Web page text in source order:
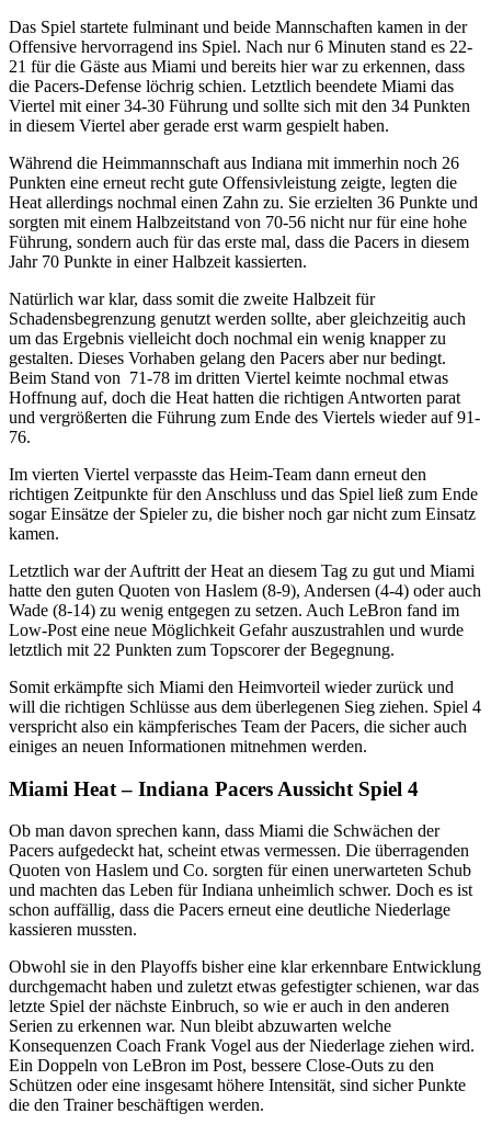
Das Spiel startete fulminant und beide Mannschaften kamen in der
Offensive hervorragend ins Spiel. Nach nur 6 Minuten stand es 22-
21 für die Gäste aus Miami und bereits hier war zu erkennen, dass
die Pacers-Defense löchrig schien. Letztlich beendete Miami das
Viertel mit einer 34-30 Führung und sollte sich mit den 34 Punkten
in diesem Viertel aber gerade erst warm gespielt haben.
Während die Heimmannschaft aus Indiana mit immerhin noch 26
Punkten eine erneut recht gute Offensivleistung zeigte, legten die
Heat allerdings nochmal einen Zahn zu. Sie erzielten 36 Punkte und
sorgten mit einem Halbzeitstand von 70-56 nicht nur für eine hohe
Führung, sondern auch für das erste mal, dass die Pacers in diesem
Jahr 70 Punkte in einer Halbzeit kassierten.
Natürlich war klar, dass somit die zweite Halbzeit für
Schadensbegrenzung genutzt werden sollte, aber gleichzeitig auch
um das Ergebnis vielleicht doch nochmal ein wenig knapper zu
gestalten. Dieses Vorhaben gelang den Pacers aber nur bedingt.
Beim Stand von 71-78 im dritten Viertel keimte nochmal etwas
Hoffnung auf, doch die Heat hatten die richtigen Antworten parat
und vergrößerten die Führung zum Ende des Viertels wieder auf 91-
76.
Im vierten Viertel verpasste das Heim-Team dann erneut den
richtigen Zeitpunkte für den Anschluss und das Spiel ließ zum Ende
sogar Einsätze der Spieler zu, die bisher noch gar nicht zum Einsatz
kamen.
Letztlich war der Auftritt der Heat an diesem Tag zu gut und Miami
hatte den guten Quoten von Haslem (8-9), Andersen (4-4) oder auch
Wade (8-14) zu wenig entgegen zu setzen. Auch LeBron fand im
Low-Post eine neue Möglichkeit Gefahr auszustrahlen und wurde
letztlich mit 22 Punkten zum Topscorer der Begegnung.
Somit erkämpfte sich Miami den Heimvorteil wieder zurück und
will die richtigen Schlüsse aus dem überlegenen Sieg ziehen. Spiel 4
verspricht also ein kämpferisches Team der Pacers, die sicher auch
einiges an neuen Informationen mitnehmen werden.
Miami Heat – Indiana Pacers Aussicht Spiel 4
Ob man davon sprechen kann, dass Miami die Schwächen der
Pacers aufgedeckt hat, scheint etwas vermessen. Die überragenden
Quoten von Haslem und Co. sorgten für einen unerwarteten Schub
und machten das Leben für Indiana unheimlich schwer. Doch es ist
schon auffällig, dass die Pacers erneut eine deutliche Niederlage
kassieren mussten.
Obwohl sie in den Playoffs bisher eine klar erkennbare Entwicklung
durchgemacht haben und zuletzt etwas gefestigter schienen, war das
letzte Spiel der nächste Einbruch, so wie er auch in den anderen
Serien zu erkennen war. Nun bleibt abzuwarten welche
Konsequenzen Coach Frank Vogel aus der Niederlage ziehen wird.
Ein Doppeln von LeBron im Post, bessere Close-Outs zu den
Schützen oder eine insgesamt höhere Intensität, sind sicher Punkte
die den Trainer beschäftigen werden.